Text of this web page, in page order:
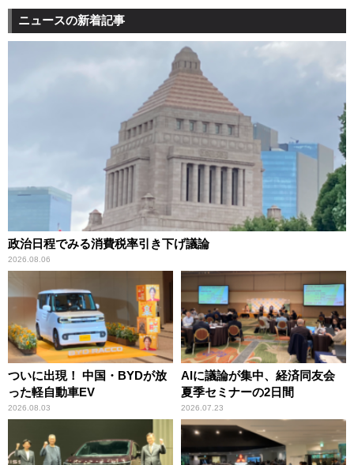
ニュースの新着記事
政治日程でみる消費税率引き下げ議論
2026.08.06
ついに出現！ 中国・BYDが放
った軽自動車EV
2026.08.03
AIに議論が集中、経済同友会
夏季セミナーの2日間
2026.07.23